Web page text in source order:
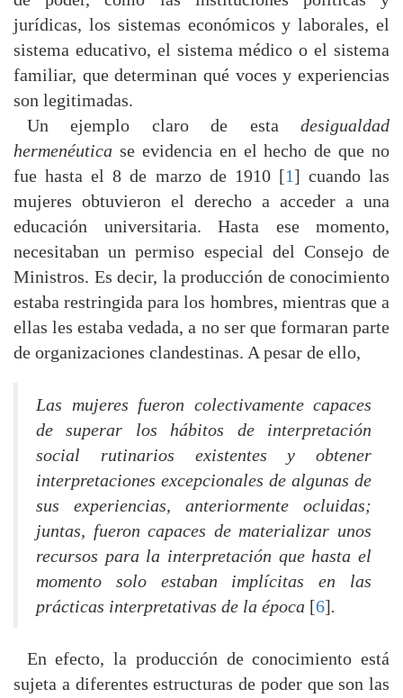
jurídicas, los sistemas económicos y laborales, el
sistema educativo, el sistema médico o el sistema
familiar, que determinan qué voces y experiencias
son legitimadas.
Un ejemplo claro de esta desigualdad
hermenéutica se evidencia en el hecho de que no
fue hasta el 8 de marzo de 1910 [1] cuando las
mujeres obtuvieron el derecho a acceder a una
educación universitaria. Hasta ese momento,
necesitaban un permiso especial del Consejo de
Ministros. Es decir, la producción de conocimiento
estaba restringida para los hombres, mientras que a
ellas les estaba vedada, a no ser que formaran parte
de organizaciones clandestinas. A pesar de ello,
Las mujeres fueron colectivamente capaces
de superar los hábitos de interpretación
social rutinarios existentes y obtener
interpretaciones excepcionales de algunas de
sus experiencias, anteriormente ocluidas;
juntas, fueron capaces de materializar unos
recursos para la interpretación que hasta el
momento solo estaban implícitas en las
prácticas interpretativas de la época [6].
En efecto, la producción de conocimiento está
sujeta a diferentes estructuras de poder que son las